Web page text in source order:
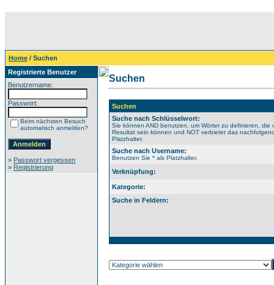
Home / Suchen
Registrierte Benutzer
Benutzername:
Passwort:
Beim nächsten Besuch
automatisch anmelden?
» Passwort vergessen
» Registrierung
Suchen
Suchen
Suche nach Schlüsselwort:
Sie können AND benutzen, um Wörter zu definieren, die
Resultat sein können und NOT verbietet das
Platzhalter.
Suche nach Username:
Benutzen Sie * als Platzhalter.
Verknüpfung:
Kategorie:
Suche in Feldern: